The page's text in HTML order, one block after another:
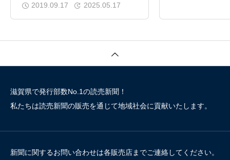
Magique（バゲット・マジッ
2019.09.17 2025.05.17
滋賀県で発行部数No.1の読売新聞！
私たちは読売新聞の販売を通じて地域社会に貢献いたします。
新聞に関するお問い合わせは各販売店までご連絡してください。